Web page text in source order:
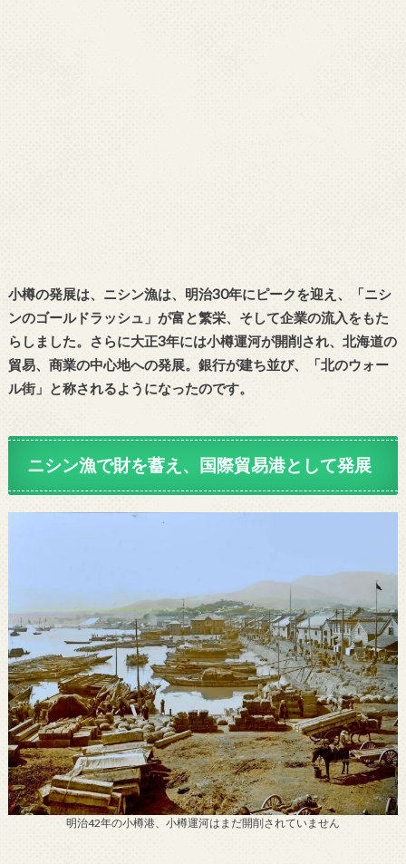
小樽の発展は、ニシン漁は、明治30年にピークを迎え、「ニシ
ンのゴールドラッシュ」が富と繁栄、そして企業の流入をもた
らしました。さらに大正3年には小樽運河が開削され、北海道の
貿易、商業の中心地への発展。銀行が建ち並び、「北のウォー
ル街」と称されるようになったのです。
ニシン漁で財を蓄え、国際貿易港として発展
明治42年の小樽港、小樽運河はまだ開削されていません